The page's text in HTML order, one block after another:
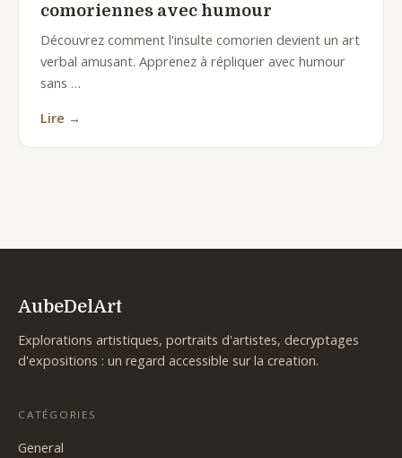
comoriennes avec humour
Découvrez comment l'insulte comorien devient un art
verbal amusant. Apprenez à répliquer avec humour
sans …
Lire →
AubeDelArt
Explorations artistiques, portraits d'artistes, decryptages
d'expositions : un regard accessible sur la creation.
CATÉGORIES
General